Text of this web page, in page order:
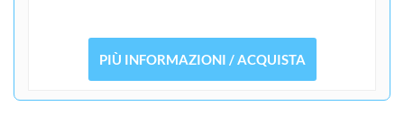
PIÙ INFORMAZIONI / ACQUISTA